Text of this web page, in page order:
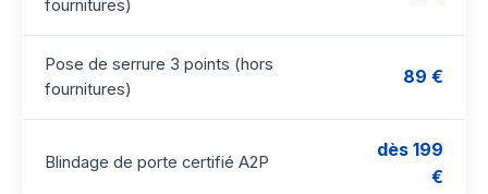
fournitures)
Pose de serrure 3 points (hors
fournitures)
89 €
Blindage de porte certifié A2P
dès 199
€